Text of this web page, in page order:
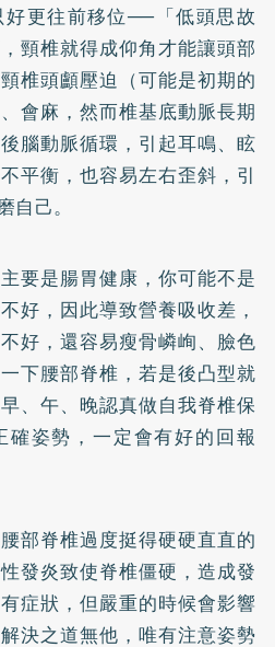
更往前移位──「低頭思故
頸椎就得成仰角才能讓頭部
椎頭顱壓迫（可能是初期的
會麻，然而椎基底動脈長期
腦動脈循環，引起耳鳴、眩
平衡，也容易左右歪斜，引
己。
要是腸胃健康，你可能不是
好，因此導致營養吸收差，
好，還容易瘦骨嶙峋、臉色
下腰部脊椎，若是後凸型就
、午、晚認真做自我脊椎保
姿勢，一定會有好的回報
部脊椎過度挺得硬硬直直的
發炎致使脊椎僵硬，造成發
症狀，但嚴重的時候會影響
決之道無他，唯有注意姿勢